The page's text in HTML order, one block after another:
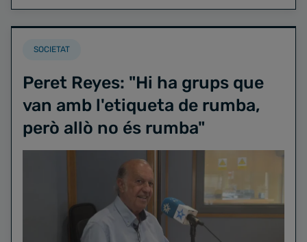
SOCIETAT
Peret Reyes: "Hi ha grups que
van amb l'etiqueta de rumba,
però allò no és rumba"